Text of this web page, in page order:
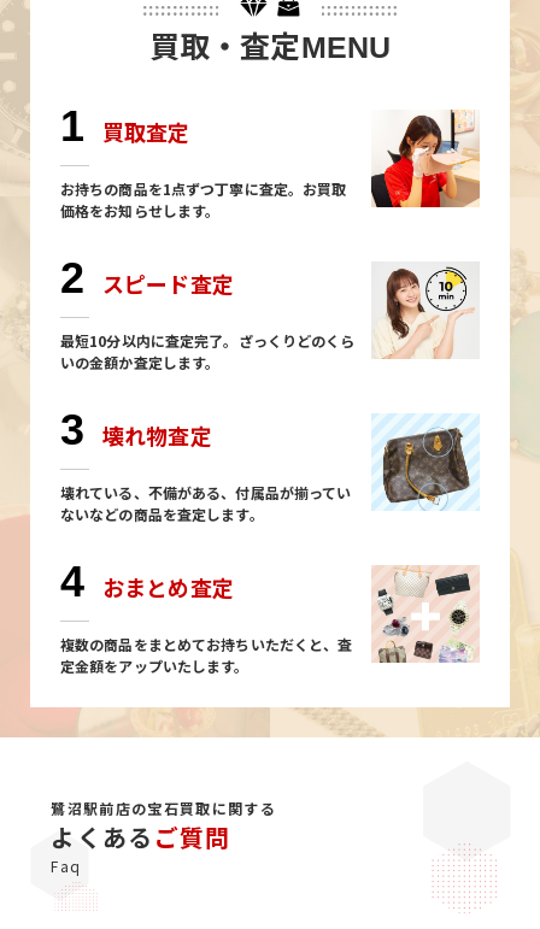
買取・査定MENU
1 買取査定
お持ちの商品を1点ずつ丁寧に査定。お買取
価格をお知らせします。
2 スピード査定
最短10分以内に査定完了。ざっくりどのくら
いの金額か査定します。
3 壊れ物査定
壊れている、不備がある、付属品が揃ってい
ないなどの商品を査定します。
4 おまとめ査定
複数の商品をまとめてお持ちいただくと、査
定金額をアップいたします。
鷺沼駅前店の宝石買取に関する
よくある ご質問
Faq